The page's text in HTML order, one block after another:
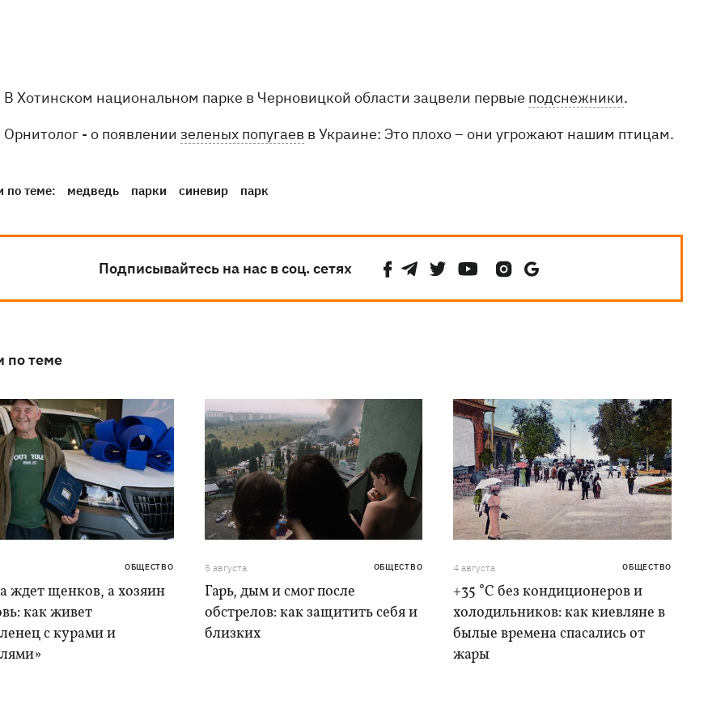
В Хотинском национальном парке в Черновицкой области зацвели первые подснежники.
Орнитолог - о появлении зеленых попугаев в Украине: Это плохо – они угрожают нашим птицам.
по теме: медведь парки синевир парк
Подписывайтесь на нас в соц. сетях
по теме
ОБЩЕСТВО
ждет щенков, а хозяин
как живет
с курами и
5 августа ОБЩЕСТВО
Гарь, дым и смог после
обстрелов: как защитить себя и
близких
4 августа ОБЩЕСТВО
+35 °C без кондиционеров и
холодильников: как киевляне в
былые времена спасались от
жары